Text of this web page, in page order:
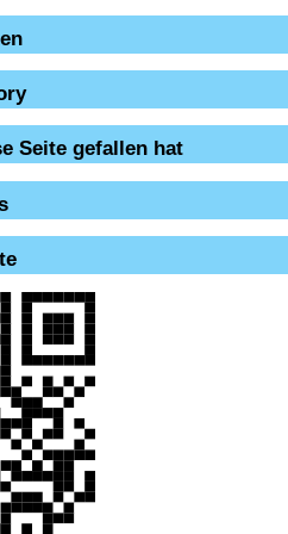
Seite gefallen hat